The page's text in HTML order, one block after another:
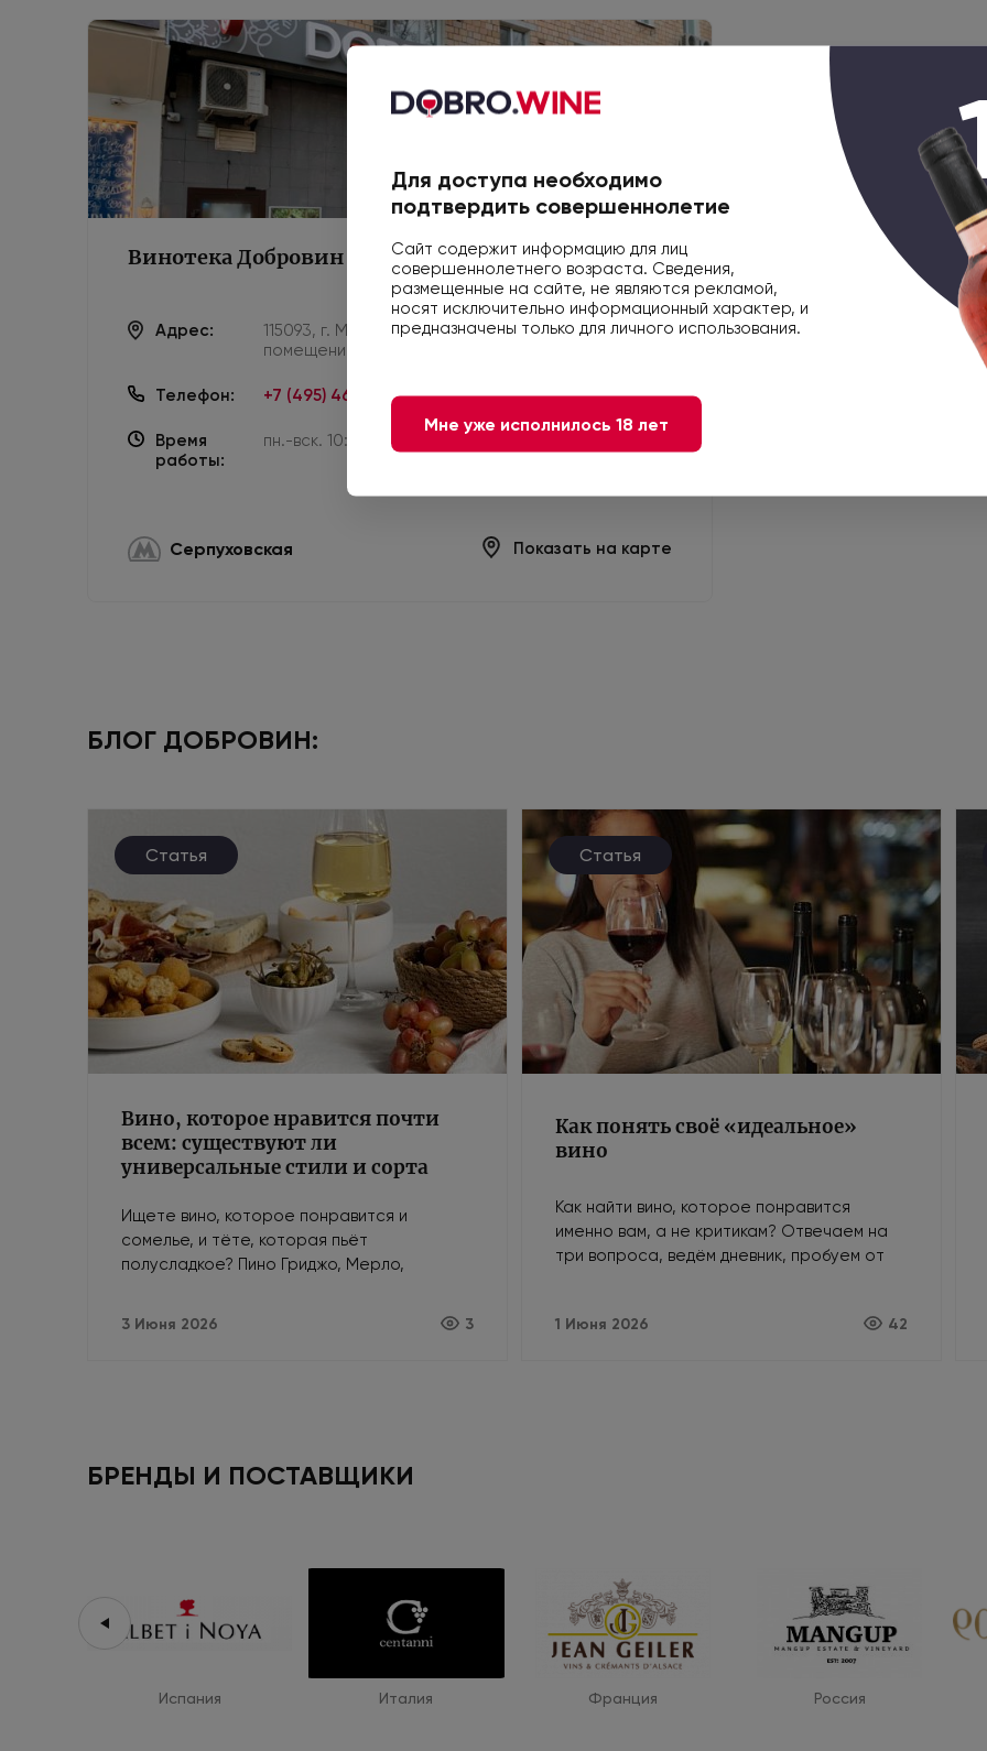
Винотека Добровин
Адрес:
115093, г. Москва, ул. Люсиновская, дом 36/50,
помещение II
Телефон: +7 (495) 461-00-24
Время
работы:
пн.-вск. 10:00 — 22:00
Серпуховская Показать на карте
БЛОГ ДОБРОВИН:
Статья
Вино, которое нравится почти
всем: существуют ли
универсальные стили и сорта
Ищете вино, которое понравится и
сомелье, и тёте, которая пьёт
полусладкое? Пино Гриджо, Мерло,
3 Июня 2026 3
Статья
Как понять своё «идеальное»
вино
Как найти вино, которое понравится
именно вам, а не критикам? Отвечаем на
три вопроса, ведём дневник, пробуем от
1 Июня 2026 42
БРЕНДЫ И ПОСТАВЩИКИ
Испания Италия Франция Россия
Для доступа необходимо
подтвердить совершеннолетие
Сайт содержит информацию для лиц
совершеннолетнего возраста. Сведения,
размещенные на сайте, не являются рекламой,
носят исключительно информационный характер, и
предназначены только для личного использования.
Мне уже исполнилось 18 лет